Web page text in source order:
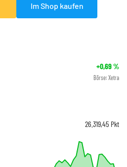
Im Shop kaufen
+0,69%
Börse: Xetra
26.319,45 Pkt